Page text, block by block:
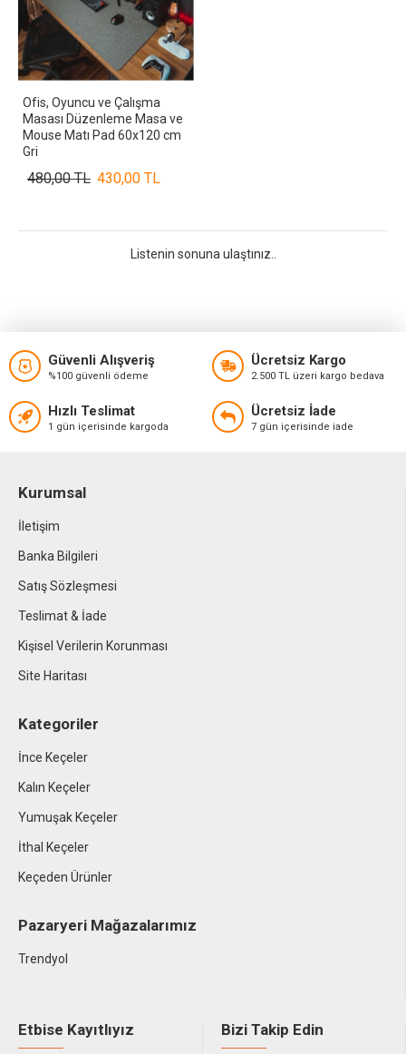
Ofis, Oyuncu ve Çalışma
Masası Düzenleme Masa ve
Mouse Matı Pad 60x120 cm
Gri
430,00 TL
480,00 TL
Listenin sonuna ulaştınız..
Güvenli Alışveriş
%100 güvenli ödeme
Ücretsiz Kargo
2.500 TL üzeri kargo bedava
Hızlı Teslimat
1 gün içerisinde kargoda
Ücretsiz İade
7 gün içerisinde iade
Kurumsal
İletişim
Banka Bilgileri
Satış Sözleşmesi
Teslimat & İade
Kişisel Verilerin Korunması
Site Haritası
Kategoriler
İnce Keçeler
Kalın Keçeler
Yumuşak Keçeler
İthal Keçeler
Keçeden Ürünler
Pazaryeri Mağazalarımız
Trendyol
Etbise Kayıtlıyız Bizi Takip Edin